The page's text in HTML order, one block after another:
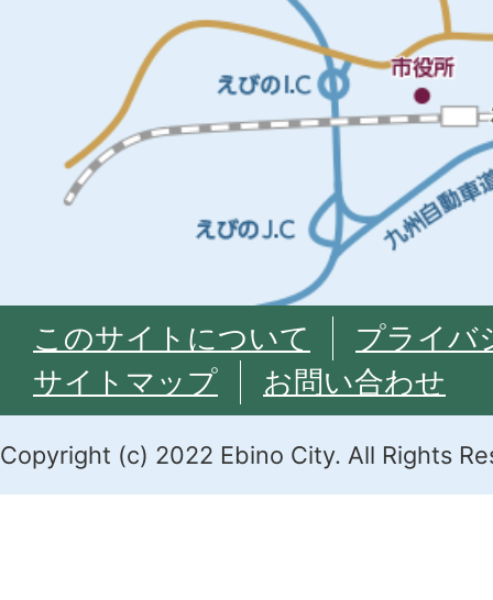
このサイトについて
プライバ
サイトマップ
お問い合わせ
Copyright (c) 2022 Ebino City. All Rights